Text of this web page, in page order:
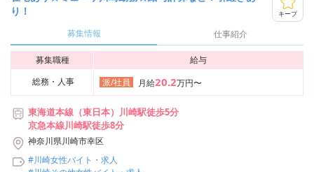
り！
キープ
募集情報 仕事紹介
募集職種
給与
総務・人事
派/社員 月給20.2万円〜
東海道本線（東日本）川崎駅徒歩5分
京急本線川崎駅徒歩8分
神奈川県川崎市幸区
#川崎女性バイト・求人